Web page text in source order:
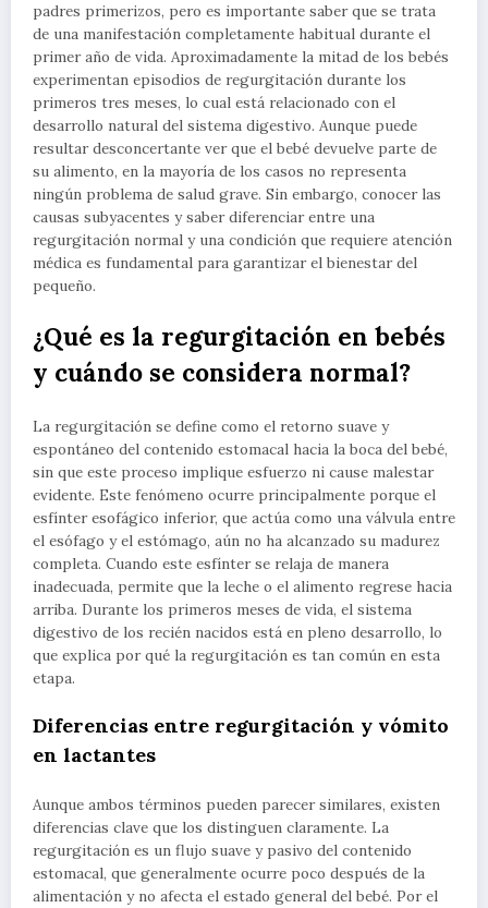
padres primerizos, pero es importante saber que se trata
de una manifestación completamente habitual durante el
primer año de vida. Aproximadamente la mitad de los bebés
experimentan episodios de regurgitación durante los
primeros tres meses, lo cual está relacionado con el
desarrollo natural del sistema digestivo. Aunque puede
resultar desconcertante ver que el bebé devuelve parte de
su alimento, en la mayoría de los casos no representa
ningún problema de salud grave. Sin embargo, conocer las
causas subyacentes y saber diferenciar entre una
regurgitación normal y una condición que requiere atención
médica es fundamental para garantizar el bienestar del
pequeño.
¿Qué es la regurgitación en bebés
y cuándo se considera normal?
La regurgitación se define como el retorno suave y
espontáneo del contenido estomacal hacia la boca del bebé,
sin que este proceso implique esfuerzo ni cause malestar
evidente. Este fenómeno ocurre principalmente porque el
esfínter esofágico inferior, que actúa como una válvula entre
el esófago y el estómago, aún no ha alcanzado su madurez
completa. Cuando este esfínter se relaja de manera
inadecuada, permite que la leche o el alimento regrese hacia
arriba. Durante los primeros meses de vida, el sistema
digestivo de los recién nacidos está en pleno desarrollo, lo
que explica por qué la regurgitación es tan común en esta
etapa.
Diferencias entre regurgitación y vómito
en lactantes
Aunque ambos términos pueden parecer similares, existen
diferencias clave que los distinguen claramente. La
regurgitación es un flujo suave y pasivo del contenido
estomacal, que generalmente ocurre poco después de la
alimentación y no afecta el estado general del bebé. Por el